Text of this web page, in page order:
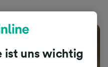
ist uns wichtig